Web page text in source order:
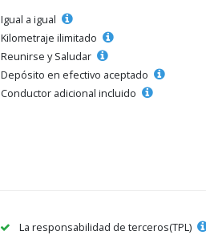
Igual a igual
Kilometraje ilimitado
Reunirse y Saludar
Depósito en efectivo aceptado
Conductor adicional incluido
La responsabilidad de terceros(TPL)